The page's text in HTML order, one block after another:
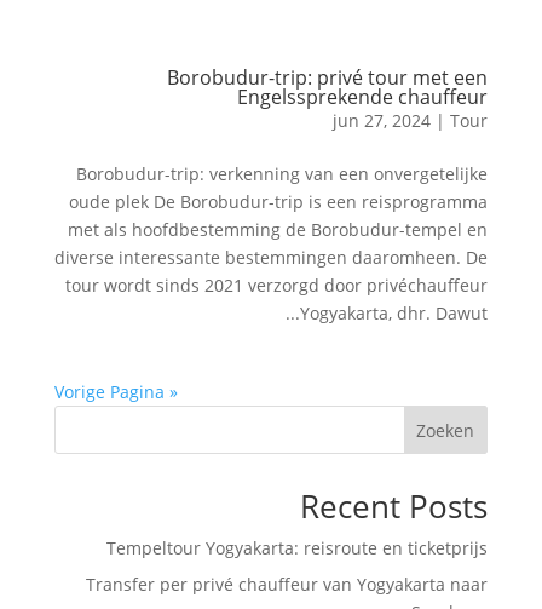
Borobudur-trip: privé tour met een
Engelssprekende chauffeur
jun 27, 2024 |Tour
Borobudur-trip: verkenning van een onvergetelijke
oude plek De Borobudur-trip is een reisprogramma
met als hoofdbestemming de Borobudur-tempel en
diverse interessante bestemmingen daaromheen. De
tour wordt sinds 2021 verzorgd door privéchauffeur
Yogyakarta, dhr. Dawut...
« Vorige Pagina
Zoeken
Recent Posts
Tempeltour Yogyakarta: reisroute en ticketprijs
Transfer per privé chauffeur van Yogyakarta naar